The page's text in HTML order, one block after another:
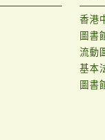
香港
圖書
流動
基本
圖書